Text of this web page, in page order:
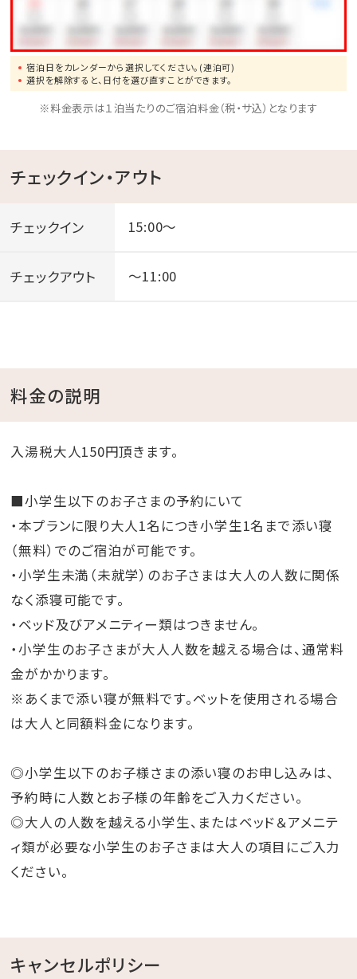
・プールサイドでの飲食が可能です。
・フードメニュー（グリルプレート等）はBARにてご提供
いたします。
・雨天時は、ワンドリンクをBARにてご提供いたします。
その他詳細につきましては、随時公式ホームページにて
o○.｡o○.｡o○.｡o○.｡o○.｡o○.｡o○.｡o○.。o○
ホテルアクアチッタナハ
シースループールと朝食が人気の癒しと快適さが魅力
のホテル
HOTEL SANSUI NAHA 琉球温泉 波之上の湯
天然温泉とシースループールを備えたアーバンリゾート
ホテル
Hotel Cocktail Stay Naha
松山に位置するデザイナーズホテル「私らしく、旅を楽し
むホテル」
o○.｡o○.｡o○.｡o○.｡o○.｡o○.｡o○.｡o○.。o○
宿泊日をカレンダーから選択してください。(連泊可)
選択を解除すると、日付を選び直すことができます。
※料金表示は１泊当たりのご宿泊料金（税・サ込）となります
チェックイン・アウト
チェックイン 15:00～
チェックアウト ～11:00
料金の説明
入湯税大人150円頂きます。
■小学生以下のお子さまの予約にいて
・本プランに限り大人1名につき小学生1名まで添い寝
（無料）でのご宿泊が可能です。
・小学生未満（未就学）のお子さまは大人の人数に関係
なく添寝可能です。
・ベッド及びアメニティー類はつきません。
・小学生のお子さまが大人人数を越える場合は、通常料
金がかかります。
※あくまで添い寝が無料です。ベットを使用される場合
は大人と同額料金になります。
◎小学生以下のお子様さまの添い寝のお申し込みは、
予約時に人数とお子様の年齢をご入力ください。
◎大人の人数を越える小学生、またはベッド＆アメニテ
ィ類が必要な小学生のお子さまは大人の項目にご入力
ください。
キャンセルポリシー